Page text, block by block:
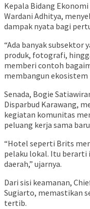
Kepala Bidang
Wardani Adhitya,
dampak nyata bagi
“Ada banyak subsektor
produk, fotografi,
memberi contoh
membangun ekosistem
Senada, Bogie
Disparbud Karawang,
kegiatan komunitas
peluang kerja sama
“Hotel seperti Brits
pelaku lokal. Itu
daerah,” ujarnya.
Dari sisi keamanan,
Sugiarto, memastikan
tertib.